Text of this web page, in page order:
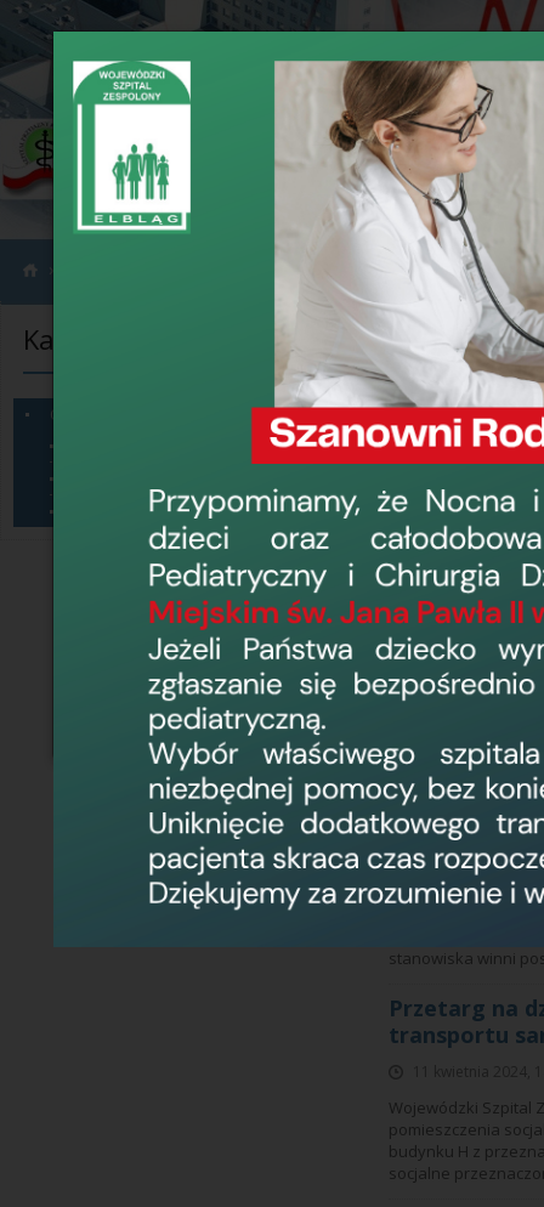
Kategorie informacji
Ogłoszenia
Ogłoszenia
Konkurs na
17 lipca 2024,
Dyrektor
Radą Pielęgniarek i
Szpitalnego
zgodne z
Wojewódzki
24 czerwca 2024,
Wojewódzki Szpital
przepisów art.26-27
Ratunkowego
Dyrektor
Oddziałowej
6 maja 2024, 13:00
Elbląg , dnia
stanowiska winni
Przetarg na
transportu
Wojewódzki Szpital
pomieszczenia
budynku H z
socjalne